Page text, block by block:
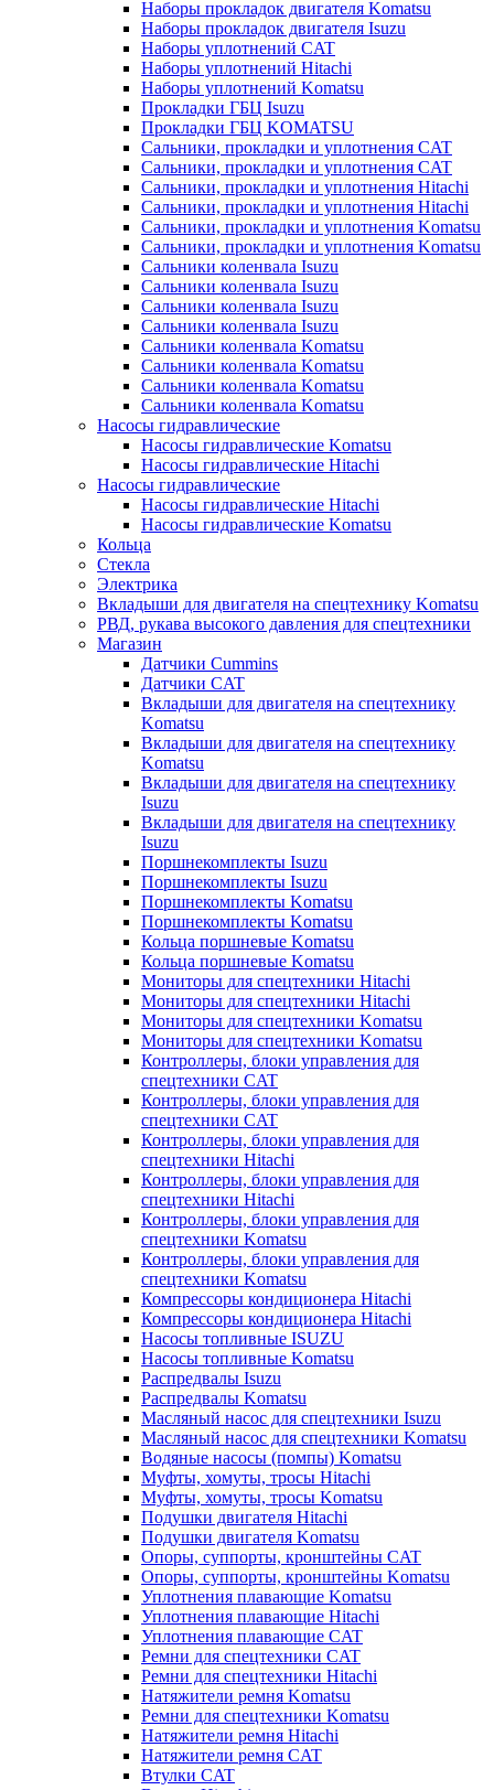
Наборы прокладок двигателя Komatsu
Наборы прокладок двигателя Isuzu
Наборы уплотнений CAT
Наборы уплотнений Hitachi
Наборы уплотнений Komatsu
Прокладки ГБЦ Isuzu
Прокладки ГБЦ KOMATSU
Сальники, прокладки и уплотнения CAT
Сальники, прокладки и уплотнения CAT
Сальники, прокладки и уплотнения Hitachi
Сальники, прокладки и уплотнения Hitachi
Сальники, прокладки и уплотнения Komatsu
Сальники, прокладки и уплотнения Komatsu
Сальники коленвала Isuzu
Сальники коленвала Isuzu
Сальники коленвала Isuzu
Сальники коленвала Isuzu
Сальники коленвала Komatsu
Сальники коленвала Komatsu
Сальники коленвала Komatsu
Сальники коленвала Komatsu
Насосы гидравлические
Насосы гидравлические Komatsu
Насосы гидравлические Hitachi
Насосы гидравлические
Насосы гидравлические Hitachi
Насосы гидравлические Komatsu
Кольца
Стекла
Электрика
Вкладыши для двигателя на спецтехнику Komatsu
РВД, рукава высокого давления для спецтехники
Магазин
Датчики Cummins
Датчики CAT
Вкладыши для двигателя на спецтехнику
Komatsu
Вкладыши для двигателя на спецтехнику
Komatsu
Вкладыши для двигателя на спецтехнику
Isuzu
Вкладыши для двигателя на спецтехнику
Isuzu
Поршнекомплекты Isuzu
Поршнекомплекты Isuzu
Поршнекомплекты Komatsu
Поршнекомплекты Komatsu
Кольца поршневые Komatsu
Кольца поршневые Komatsu
Мониторы для спецтехники Hitachi
Мониторы для спецтехники Hitachi
Мониторы для спецтехники Komatsu
Мониторы для спецтехники Komatsu
Контроллеры, блоки управления для
спецтехники CAT
Контроллеры, блоки управления для
спецтехники CAT
Контроллеры, блоки управления для
спецтехники Hitachi
Контроллеры, блоки управления для
спецтехники Hitachi
Контроллеры, блоки управления для
спецтехники Komatsu
Контроллеры, блоки управления для
спецтехники Komatsu
Компрессоры кондиционера Hitachi
Компрессоры кондиционера Hitachi
Насосы топливные ISUZU
Насосы топливные Komatsu
Распредвалы Isuzu
Распредвалы Komatsu
Масляный насос для спецтехники Isuzu
Масляный насос для спецтехники Komatsu
Водяные насосы (помпы) Komatsu
Муфты, хомуты, тросы Hitachi
Муфты, хомуты, тросы Komatsu
Подушки двигателя Hitachi
Подушки двигателя Komatsu
Опоры, суппорты, кронштейны CAT
Опоры, суппорты, кронштейны Komatsu
Уплотнения плавающие Komatsu
Уплотнения плавающие Hitachi
Уплотнения плавающие CAT
Ремни для спецтехники CAT
Ремни для спецтехники Hitachi
Натяжители ремня Komatsu
Ремни для спецтехники Komatsu
Натяжители ремня Hitachi
Натяжители ремня CAT
Втулки CAT